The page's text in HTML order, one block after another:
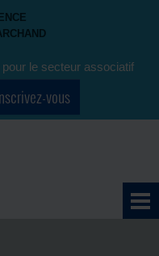
le secteur associatif
vous